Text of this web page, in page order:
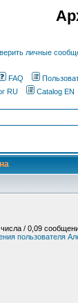
личные
FAQ
RU Catalog EN
/ 0,09
пользователя